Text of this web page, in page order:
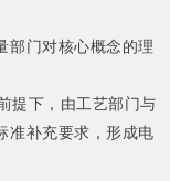
部门对核心概念的理
提下，由工艺部门与
准补充要求，形成电